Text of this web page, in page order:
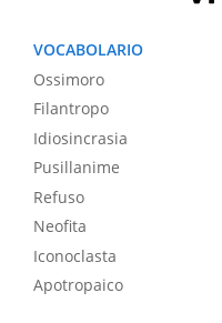
VOCABOLARIO
Ossimoro
Filantropo
Idiosincrasia
Pusillanime
Refuso
Neofita
Iconoclasta
Apotropaico